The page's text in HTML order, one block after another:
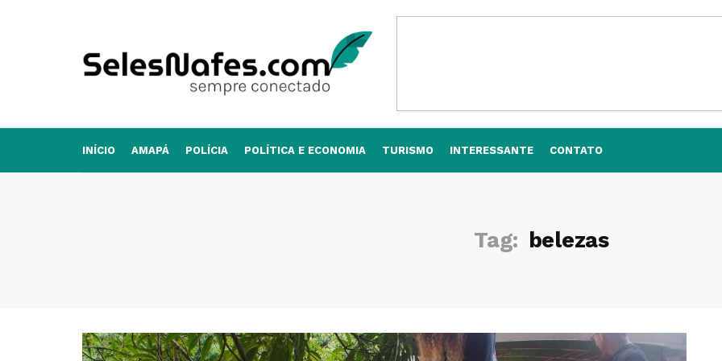
INÍCIO AMAPÁ POLÍCIA POLÍTICA E ECONOMIA TURISMO INTERESSANTE CONTATO
Tag: belezas